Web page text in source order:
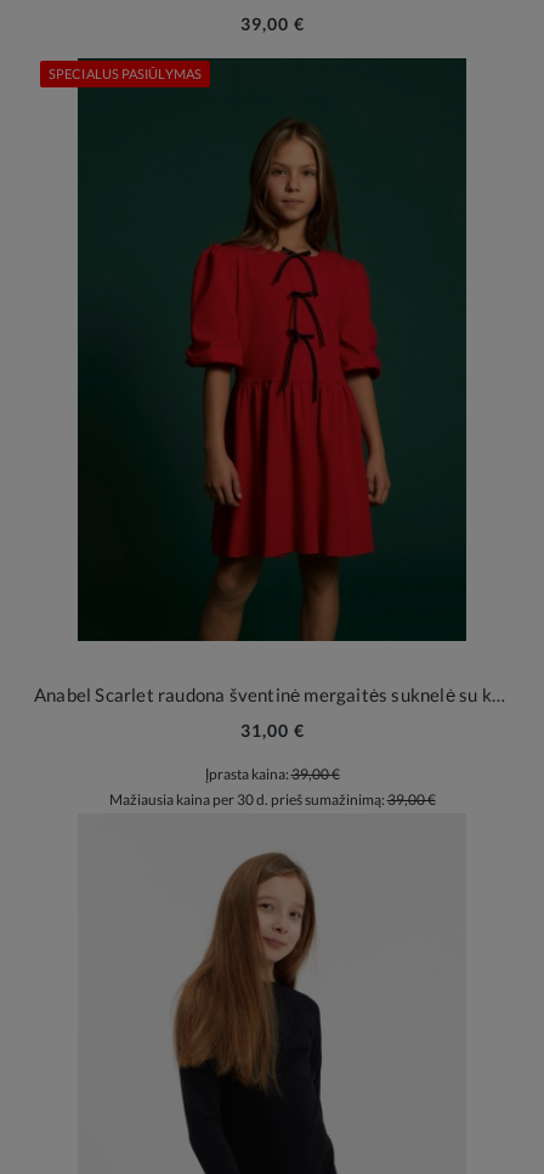
39,00 €
31,00 €
Įprasta kaina:39,00 €
Mažiausia kaina per 30 d. prieš sumažinimą:39,00 €
SPECIALUS PASIŪLYMAS